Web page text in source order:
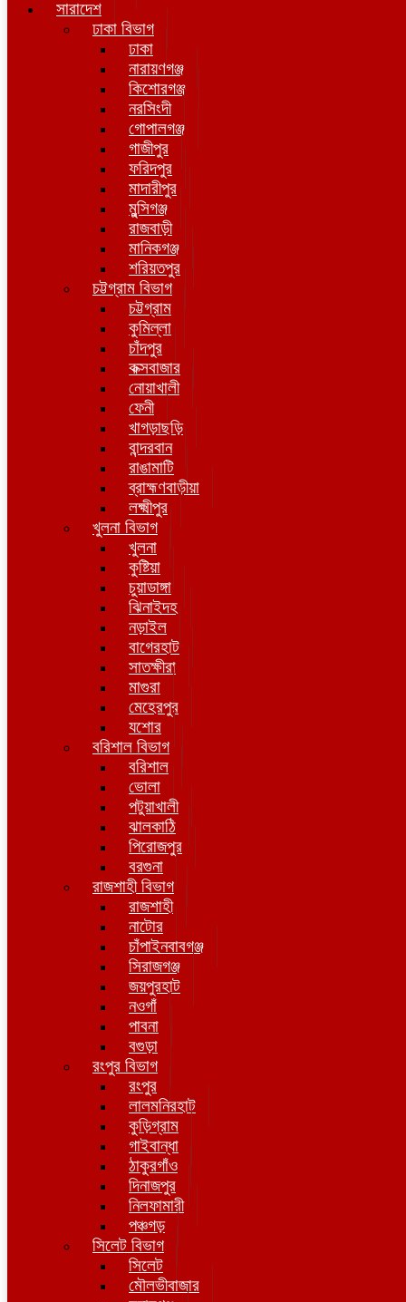
সারাদেশ
ঢাকা বিভাগ
ঢাকা
নারায়ণগঞ্জ
কিশোরগঞ্জ
নরসিংদী
গোপালগঞ্জ
গাজীপুর
ফরিদপুর
মাদারীপুর
মুন্সিগঞ্জ
রাজবাড়ী
মানিকগঞ্জ
শরিয়তপুর
চট্টগ্রাম বিভাগ
চট্টগ্রাম
কুমিল্লা
চাঁদপুর
কক্সবাজার
নোয়াখালী
ফেনী
খাগড়াছড়ি
বান্দরবান
রাঙামাটি
ব্রাহ্মণবাড়ীয়া
লক্ষ্মীপুর
খুলনা বিভাগ
খুলনা
কুষ্টিয়া
চুয়াডাঙ্গা
ঝিনাইদহ
নড়াইল
বাগেরহাট
সাতক্ষীরা
মাগুরা
মেহেরপুর
যশোর
বরিশাল বিভাগ
বরিশাল
ভোলা
পটুয়াখালী
ঝালকাঠি
পিরোজপুর
বরগুনা
রাজশাহী বিভাগ
রাজশাহী
নাটোর
চাঁপাইনবাবগঞ্জ
সিরাজগঞ্জ
জয়পুরহাট
নওগাঁ
পাবনা
বগুড়া
রংপুর বিভাগ
রংপুর
লালমনিরহাট
কুড়িগ্রাম
গাইবান্ধা
ঠাকুরগাঁও
দিনাজপুর
নিলফামারী
পঞ্চগড়
সিলেট বিভাগ
সিলেট
মৌলভীবাজার